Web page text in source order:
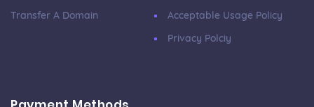
Transfer A Domain
Acceptable Usage Policy
Privacy Polciy